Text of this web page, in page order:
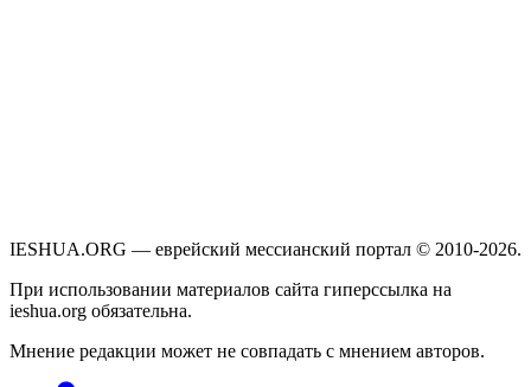
IESHUA.ORG — еврейский мессианский портал © 2010-2026.
При использовании материалов сайта гиперссылка на
ieshua.org обязательна.
Мнение редакции может не совпадать с мнением авторов.